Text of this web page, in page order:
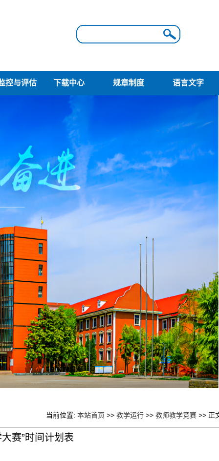
控与评估 下载中心 规章制度 语言文字
当前位置: 本站首页 >> 教学运行 >> 教师教学竞赛 >> 正
赛”时间计划表